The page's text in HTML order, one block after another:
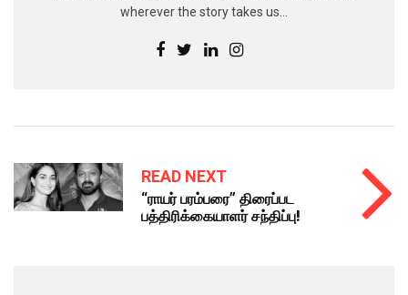
wherever the story takes us...
READ NEXT
“ராயர் பரம்பரை” திரைப்பட
பத்திரிக்கையாளர் சந்திப்பு!